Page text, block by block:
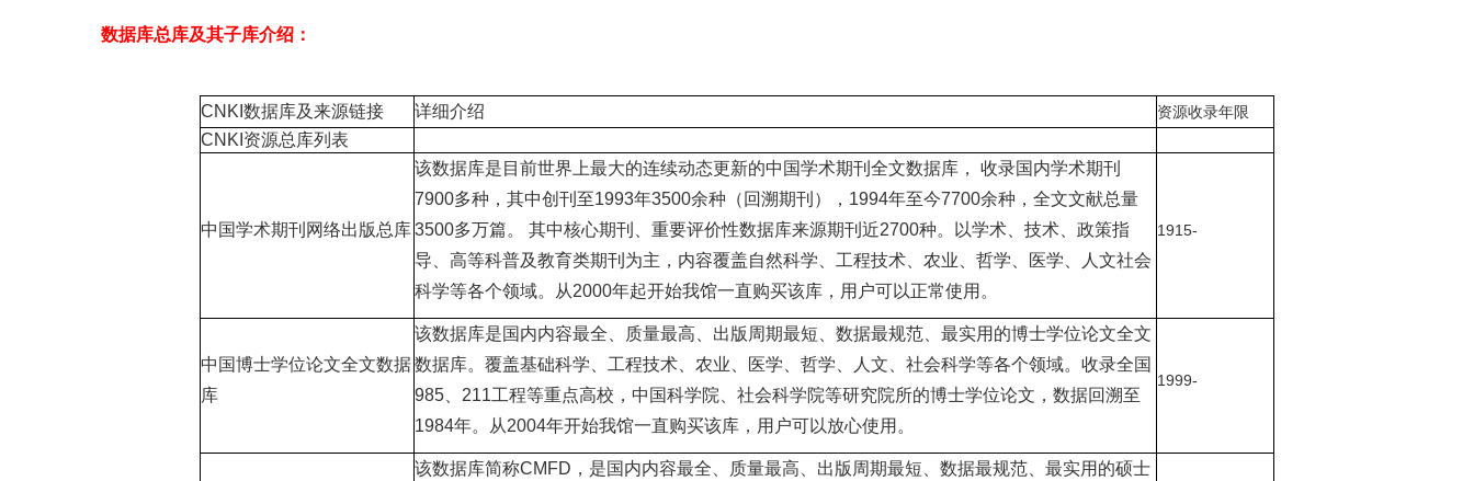
数据库总库及其子库介绍：
CNKI数据库及来源链接 详细介绍 资源收录年限
CNKI资源总库列表
中国学术期刊网络出版总库
该数据库是目前世界上最大的连续动态更新的中国学术期刊全文数据库， 收录国内学术期刊
7900多种，其中创刊至1993年3500余种（回溯期刊），1994年至今7700余种，全文文献总量
3500多万篇。 其中核心期刊、重要评价性数据库来源期刊近2700种。以学术、技术、政策指
导、高等科普及教育类期刊为主，内容覆盖自然科学、工程技术、农业、哲学、医学、人文社会
科学等各个领域。从2000年起开始我馆一直购买该库，用户可以正常使用。
1915-
中国博士学位论文全文数据
库
该数据库是国内内容最全、质量最高、出版周期最短、数据最规范、最实用的博士学位论文全文
数据库。覆盖基础科学、工程技术、农业、医学、哲学、人文、社会科学等各个领域。收录全国
985、211工程等重点高校，中国科学院、社会科学院等研究院所的博士学位论文，数据回溯至
1984年。从2004年开始我馆一直购买该库，用户可以放心使用。
1999-
该数据库简称CMFD，是国内内容最全、质量最高、出版周期最短、数据最规范、最实用的硕士